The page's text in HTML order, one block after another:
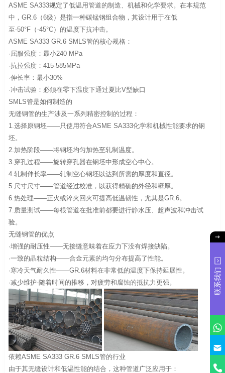
ASME SA333规定了低温用管道的制造、机械和化学要求。在本规范
中，GR.6（6级）是指一种碳锰钢组合物，其设计用于在低
至-50°F（-45°C）的温度下抗冲击。
ASME SA333 GR.6 SMLS管的核心规格：
·屈服强度：最小240 MPa
·抗拉强度：415-585MPa
·伸长率：最小30%
·冲击试验：必须在零下温度下通过夏比V型缺口
SMLS管是如何制造的
无缝钢管的生产涉及一系列精密控制的过程：
1.选择原钢坯——只使用符合ASME SA333化学和机械性能要求的钢
坯。
2.加热阶段——将钢坯均匀加热至轧制温度。
3.穿孔过程——旋转穿孔器在钢坯中形成空心中心。
4.轧制伸长率——轧制空心钢坯以达到所需的厚度和直径。
5.尺寸尺寸——管道经过校准，以获得精确的外径和壁厚。
6.热处理——正火或淬火回火可提高低温韧性，尤其是GR.6。
7.质量测试——每根管道在批准前都要进行静水压、超声波和冲击试
验。
无缝钢管的优点
·增强的耐压性——无接缝意味着在应力下没有焊接缺陷。
·一致的晶粒结构——合金元素的均匀分布提高了性能。
·寒冷天气耐久性——GR.6材料在非常低的温度下保持延展性。
·减少维护-随着时间的推移，对疲劳和腐蚀的抵抗力更强。
依赖ASME SA333 GR.6 SMLS管的行业
由于其无缝设计和低温性能的结合，这种管道广泛应用于：
联系我们